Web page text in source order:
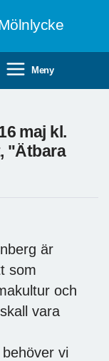
Meny
maj kl.
"Ätbara
är
som
och
vara
vi